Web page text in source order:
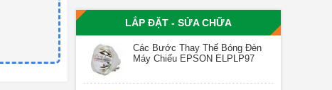
LẮP ĐẶT - SỬA CHỮA
Các Bước Thay Thế Bóng Đèn
Máy Chiếu EPSON ELPLP97